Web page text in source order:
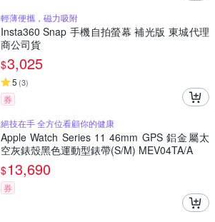
輕薄便攜，磁力吸附
Insta360 Snap 手機自拍螢幕 補光版 東城代理
商公司貨
$3,025
5 (3)
券
絕技在手 全方位看顧你的健康
Apple Watch Series 11 46mm GPS 鋁金屬太
空灰錶殼黑色運動型錶帶(S/M) MEV04TA/A
$13,690
券